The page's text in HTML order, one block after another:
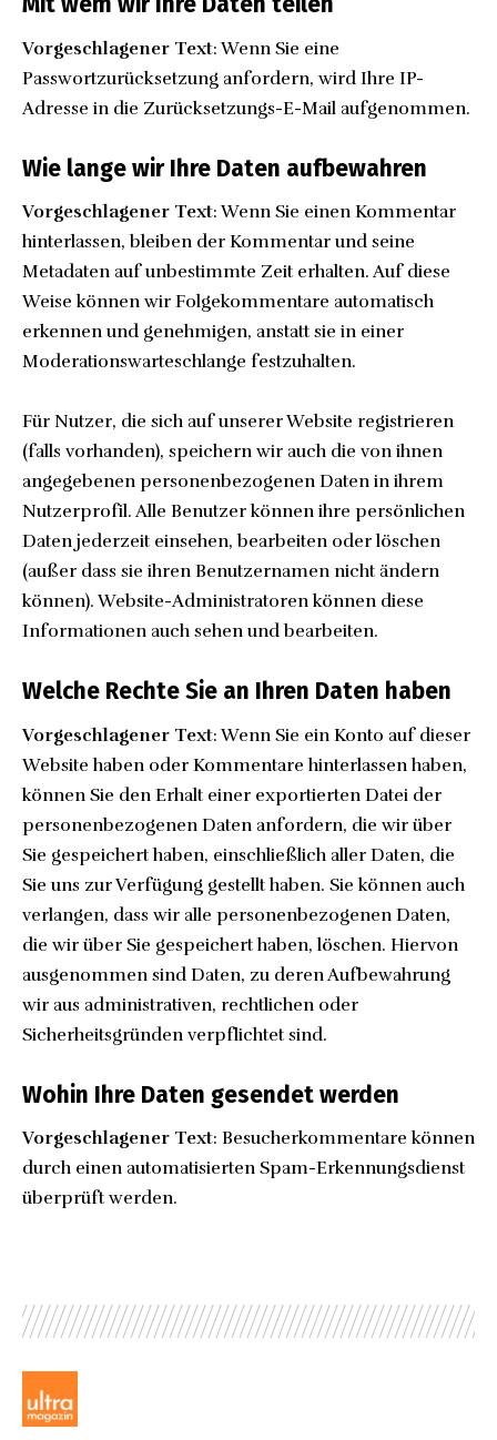
Vorgeschlagener Text: Wenn Sie eine
Passwortzurücksetzung anfordern, wird Ihre IP-
Adresse in die Zurücksetzungs-E-Mail aufgenommen.
Wie lange wir Ihre Daten aufbewahren
Vorgeschlagener Text: Wenn Sie einen Kommentar
hinterlassen, bleiben der Kommentar und seine
Metadaten auf unbestimmte Zeit erhalten. Auf diese
Weise können wir Folgekommentare automatisch
erkennen und genehmigen, anstatt sie in einer
Moderationswarteschlange festzuhalten.
Für Nutzer, die sich auf unserer Website registrieren
(falls vorhanden), speichern wir auch die von ihnen
angegebenen personenbezogenen Daten in ihrem
Nutzerprofil. Alle Benutzer können ihre persönlichen
Daten jederzeit einsehen, bearbeiten oder löschen
(außer dass sie ihren Benutzernamen nicht ändern
können). Website-Administratoren können diese
Informationen auch sehen und bearbeiten.
Welche Rechte Sie an Ihren Daten haben
Vorgeschlagener Text: Wenn Sie ein Konto auf dieser
Website haben oder Kommentare hinterlassen haben,
können Sie den Erhalt einer exportierten Datei der
personenbezogenen Daten anfordern, die wir über
Sie gespeichert haben, einschließlich aller Daten, die
Sie uns zur Verfügung gestellt haben. Sie können auch
verlangen, dass wir alle personenbezogenen Daten,
die wir über Sie gespeichert haben, löschen. Hiervon
ausgenommen sind Daten, zu deren Aufbewahrung
wir aus administrativen, rechtlichen oder
Sicherheitsgründen verpflichtet sind.
Wohin Ihre Daten gesendet werden
Vorgeschlagener Text: Besucherkommentare können
durch einen automatisierten Spam-Erkennungsdienst
überprüft werden.